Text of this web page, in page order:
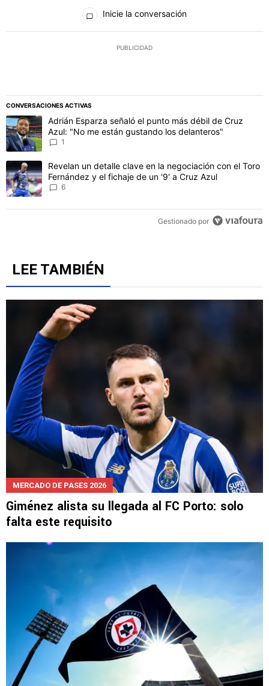
Todos los comentarios
Inicie la conversación
PUBLICIDAD
CONVERSACIONES ACTIVAS
Este listado muestra los artículos con más comentarios en los
Un artículo de tendencia con el título "Adrián Esparza señaló el
Adrián Esparza señaló el punto más débil de Cruz
Azul: "No me están gustando los delanteros"
1
Un artículo de tendencia con el título "Revelan un detalle clave
Revelan un detalle clave en la negociación con el Toro
Fernández y el fichaje de un '9' a Cruz Azul
6
Gestionado por
LEE TAMBIÉN
MERCADO DE PASES 2026
Giménez alista su llegada al FC Porto: solo
falta este requisito